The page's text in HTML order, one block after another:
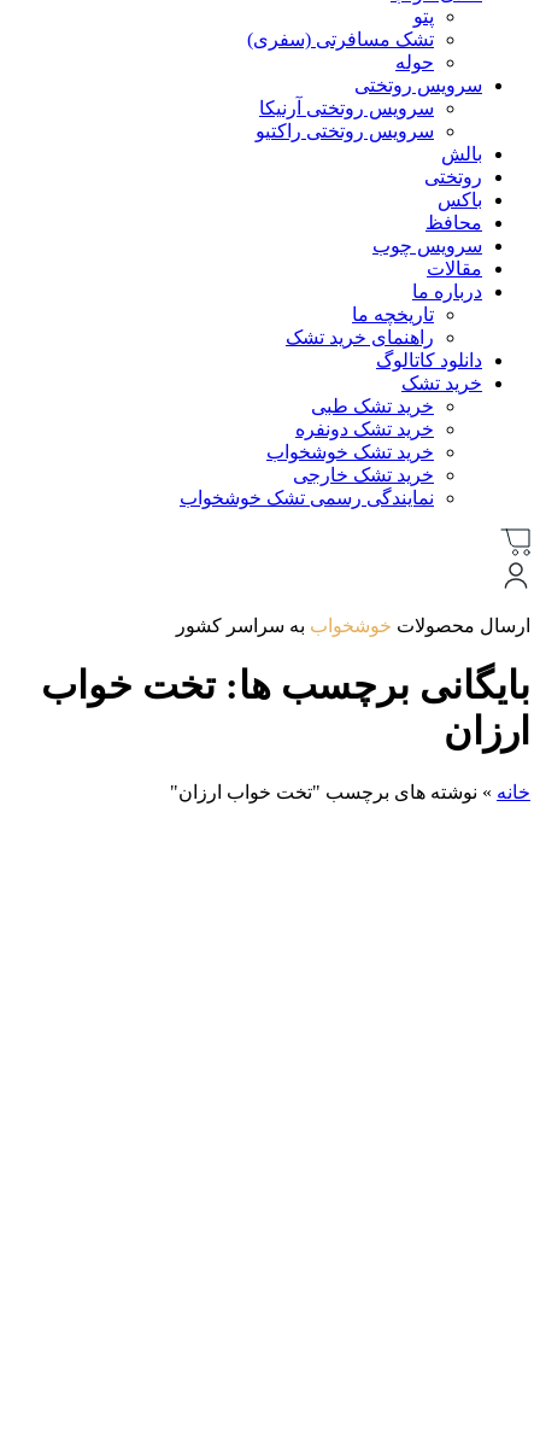
پتو
تشک مسافرتی (سفری)
حوله
سرویس روتختی
سرویس روتختی آرنیکا
سرویس روتختی راکتیو
بالش
روتختی
باکس
محافظ
سرویس چوب
مقالات
درباره ما
تاریخچه ما
راهنمای خرید تشک
دانلود کاتالوگ
خرید تشک
خرید تشک طبی
خرید تشک دونفره
خرید تشک خوشخواب
خرید تشک خارجی
نمایندگی رسمی تشک خوشخواب
ارسال محصولات خوشخواب به سراسر کشور
بایگانی برچسب ها: تخت خواب
ارزان
خانه » نوشته های برچسب "تخت خواب ارزان"